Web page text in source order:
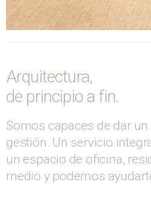
Arquitectura,
de principio a fin.
Somos capaces de dar
gestión. Un servicio
un espacio de oficina,
medio y podemos